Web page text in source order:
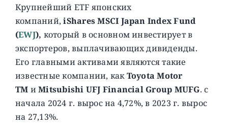
Крупнейший ETF японских
компаний, iShares MSCI Japan Index Fund
(EWJ), который в основном инвестирует в
экспортеров, выплачивающих дивиденды.
Его главными активами являются такие
известные компании, какToyota Motor
TM иMitsubishi UFJ Financial Group MUFG. с
начала 2024 г. вырос на 4,72%, в 2023 г. вырос
на 27,13%.